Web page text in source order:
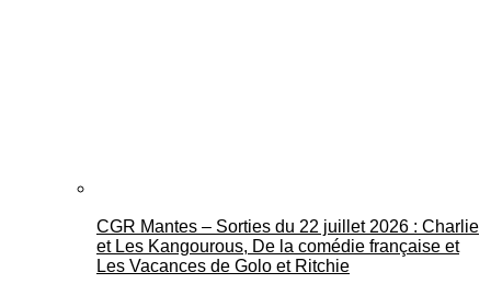
CGR Mantes – Sorties du 22 juillet 2026 : Charlie
et Les Kangourous, De la comédie française et
Les Vacances de Golo et Ritchie